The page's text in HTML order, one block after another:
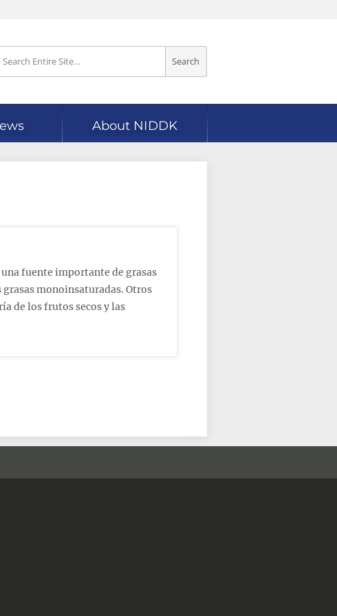
Search
About NIDDK
fuente importante de grasas
monoinsaturadas. Otros
de los frutos secos y las